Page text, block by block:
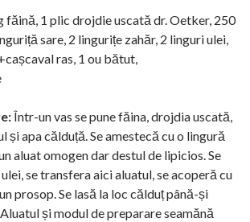
făină, 1 plic drojdie uscată dr. Oetker, 250
sare, 2 lingurițe zahăr, 2 linguri ulei,
ras, 1 ou bătut,
Într-un vas se pune făina, drojdia uscată,
și apa călduță. Se amestecă cu o lingură
aluat omogen dar destul de lipicios. Se
se transfera aici aluatul, se acoperă cu
prosop. Se lasă la loc călduț până-și
și modul de preparare seamănă